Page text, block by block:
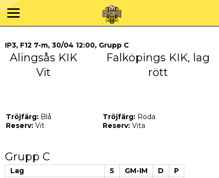
IP3, F12 7-m, 30/04 12:00, Grupp C
Alingsås KIK
Vit
Falköpings KIK, lag
rött
Tröjfärg: Blå
Reserv: Vit
Tröjfärg: Röda
Reserv: Vita
Grupp C
Lag S GM-IM D
P